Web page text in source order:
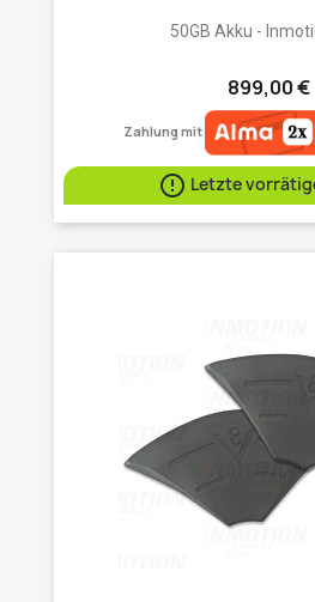
50GB Akku -
899,00 €
Zahlung mit
 Letzte